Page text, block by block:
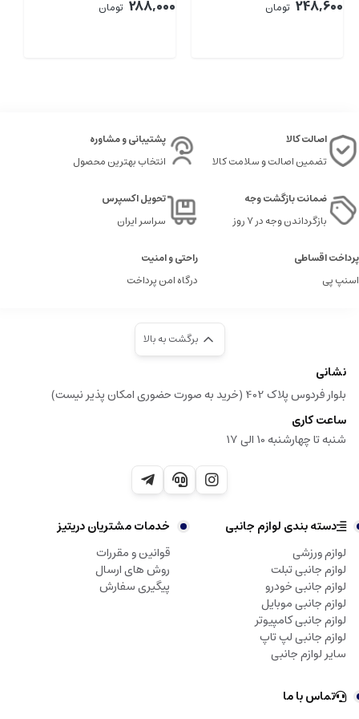
248,600 تومان 288,000 تومان
اصالت کالا
تضمین اصالت و سلامت کالا
پشتیبانی و مشاوره
انتخاب بهترین محصول
ضمانت بازگشت وجه
بازگرداندن وجه در ۷ روز
تحویل اکسپرس
سراسر ایران
پرداخت اقساطی
اسنپ پی
راحتی و امنیت
درگاه امن پرداخت
برگشت به بالا
نشانی
بلوار فردوس پلاک 402 (خرید به صورت حضوری امکان پذیر نیست)
ساعت کاری
شنبه تا چهارشنبه 10 الی 17
دسته بندی لوازم جانبی
لوازم ورزشی
لوازم جانبی تبلت
لوازم جانبی خودرو
لوازم جانبی موبایل
لوازم جانبی کامپیوتر
لوازم جانبی لپ تاپ
سایر لوازم جانبی
خدمات مشتریان دریتیز
قوانین و مقررات
روش های ارسال
پیگیری سفارش
تماس با ما